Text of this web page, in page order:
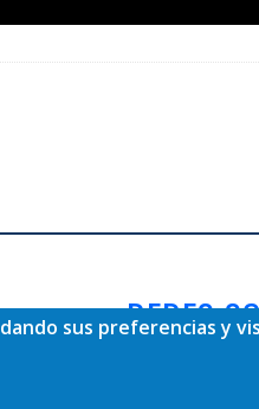
REDES
sus preferencias y